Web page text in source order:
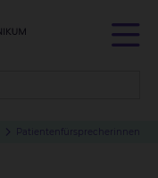
Patientenfürsprecherinnen